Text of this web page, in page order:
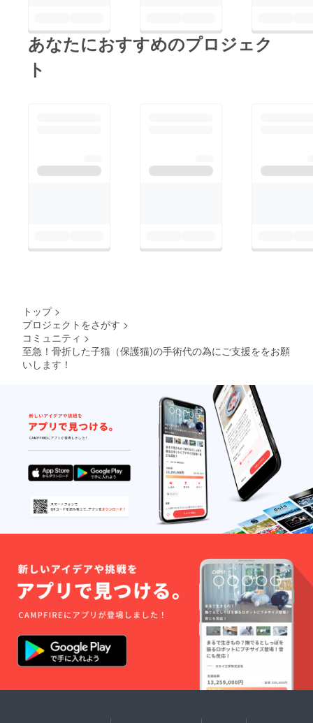
あなたにおすすめのプロジェク
ト
トップ >
プロジェクトをさがす >
コミュニティ >
至急！骨折した子猫（保護猫)の手術代の為にご支援ををお願
いします！